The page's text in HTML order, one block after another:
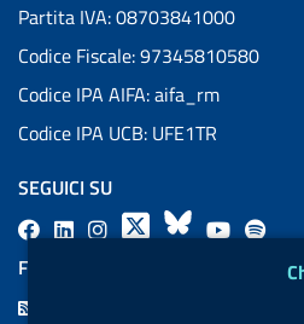
Partita IVA: 08703841000
Codice Fiscale: 97345810580
Codice IPA AIFA: aifa_rm
Codice IPA UCB: UFE1TR
SEGUICI SU
F
L
X
B
Y l
FEED RSS